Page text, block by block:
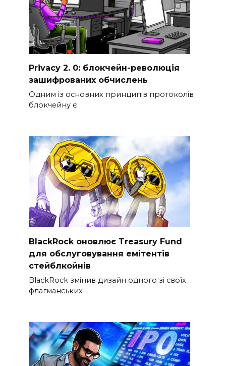
Privacy 2. 0: блокчейн-революція
зашифрованих обчислень
Одним із основних принципів протоколів
блокчейну є
BlackRock оновлює Treasury Fund
для обслуговування емітентів
стейблкойнів
BlackRock змінив дизайн одного зі своїх
флагманських